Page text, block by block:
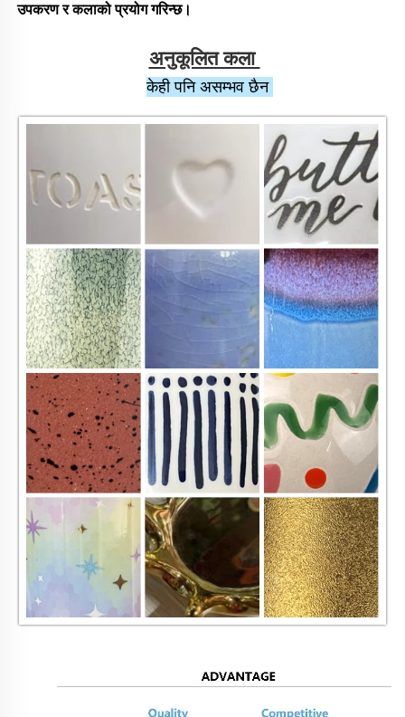
उपकरण र कलाको प्रयोग गरिन्छ।
अनुकूलित कला
केही पनि असम्भव छैन